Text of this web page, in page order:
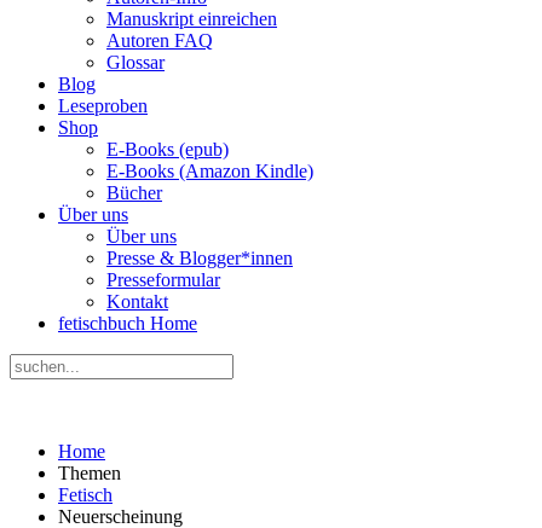
Manuskript einreichen
Autoren FAQ
Glossar
Blog
Leseproben
Shop
E-Books (epub)
E-Books (Amazon Kindle)
Bücher
Über uns
Über uns
Presse & Blogger*innen
Presseformular
Kontakt
fetischbuch Home
Home
Themen
Fetisch
Neuerscheinung